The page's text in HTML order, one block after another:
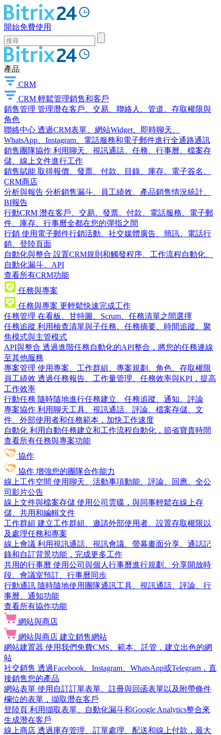
開始免費使用
產品
CRM
CRM 輕鬆管理銷售和客戶
銷售管理 管理潛在客戶、交易、聯絡人、管道、存取權限與
角色
聯絡中心 透過CRM表單、網站Widget、即時聊天、
WhatsApp、Instagram、電話服務和電子郵件進行全通路通訊
銷售團隊協作 利用聊天、視訊通話、任務、行事曆、檔案存
儲、線上文件進行工作
銷售賦能 取得報價、發票、付款、目錄、庫存、電子簽名、
CRM商店
分析與報告 分析銷售漏斗、員工績效、產品銷售情況統計、
BI報告
行動CRM 潛在客戶、交易、發票、付款、電話服務、電子郵
件、庫存、行事曆全都在您的彈指之間
行銷 使用電子郵件行銷活動、社交媒體廣告、簡訊、電話行
銷、登陸頁面
自動化與整合 設置CRM規則和觸發程序、工作流程自動化、
自動化漏斗、API
查看所有CRM功能
任務與專案
任務與專案 更輕鬆快速完成工作
任務管理 在看板、甘特圖、Scrum、任務清單之間選擇
任務追蹤 利用檢查清單與子任務、任務摘要、時間追蹤、聚
焦模式與主管模式
API與整合 透過進階任務自動化的API整合，將您的任務連線
至其他服務
專案管理 使用專案、工作群組、專案規劃、角色、存取權限
員工績效 透過任務報告、工作量管理、任務效率與KPI，提高
工作效率
行動任務 隨時隨地進行任務建立、任務追蹤、通知、評論
專案協作 利用聊天工具、視訊通話、評論、檔案存儲、文
件、外部使用者和任務範本，加快工作速度
自動化 利用自動任務建立和工作流程自動化，節省寶貴時間
查看所有任務與專案功能
協作
協作 增強您的團隊合作能力
線上工作空間 使用聊天、活動事項動能、評論、回應、全公
司影片公告
線上文件與檔案存儲 使用公司雲碟，與同事輕鬆在線上存
儲、共用和編輯文件
工作群組 建立工作群組、邀請外部使用者、設置存取權限以
及處理任務和專案
線上會議 利用視訊通話、視訊會議、螢幕畫面分享、通話記
錄和自訂背景功能，完成更多工作
共用的行事曆 使用公司與個人行事曆進行規劃、分享開放時
段、會議室預訂、行事曆同步
行動通訊 隨時隨地使用團隊通訊工具、視訊通話、評論、行
事曆、通知功能
查看所有協作功能
網站與商店
網站與商店 建立銷售網站
網站建置器 使用我們免費CMS、範本、託管，建立出色的網
站
社交銷售 透過Facebook、Instagram、WhatsApp或Telegram，直
接銷售您的產品
網站表單 使用自訂訂單表單、註冊與回函表單以及附帶條件
欄位的表單，擷取潛在客戶
登陸頁 利用擷取表單、自動化漏斗和Google Analytics整合來
生成潛在客戶
線上商店 透過庫存管理、訂單處理、配送和線上付款，最大